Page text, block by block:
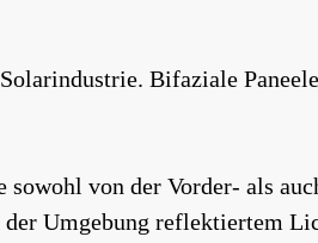
Bifaziale
von der Vorder- als
Umgebung reflektiertem